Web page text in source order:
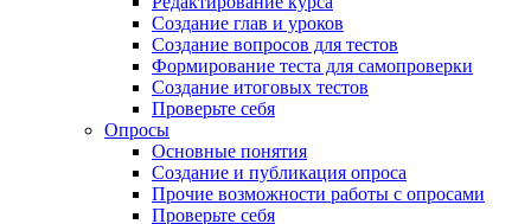
Создание глав и уроков
Создание вопросов для тестов
Формирование теста для самопроверки
Создание итоговых тестов
Проверьте себя
Опросы
Основные понятия
Создание и публикация опроса
Прочие возможности работы с опросами
Проверьте себя